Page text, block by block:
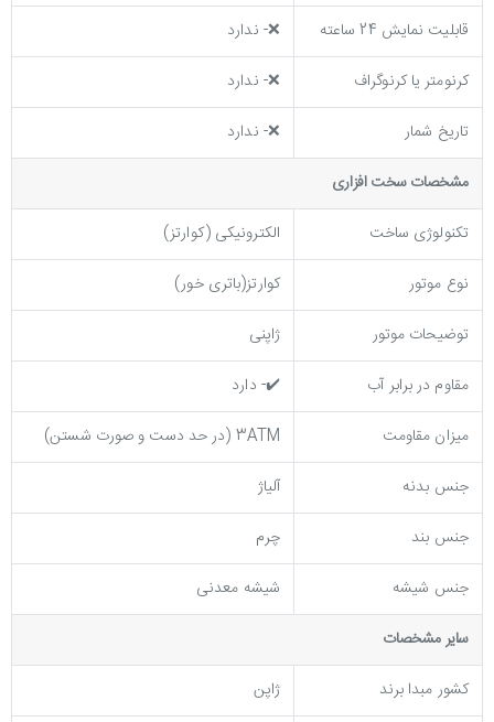
قابلیت نمایش 24 ساعته
❌- ندارد
کرنومتر یا کرنوگراف
❌- ندارد
تاریخ شمار
❌- ندارد
مشخصات سخت افزاری
تکنولوژی ساخت
الکترونیکی (کوارتز)
نوع موتور
کوارتز(باتری خور)
توضیحات موتور
ژاپنی
مقاوم در برابر آب
✔️- دارد
میزان مقاومت
3ATM (در حد دست و صورت شستن)
جنس بدنه
آلیاژ
جنس بند
چرم
جنس شیشه
شیشه معدنی
ساير مشخصات
کشور مبدا برند
ژاپن